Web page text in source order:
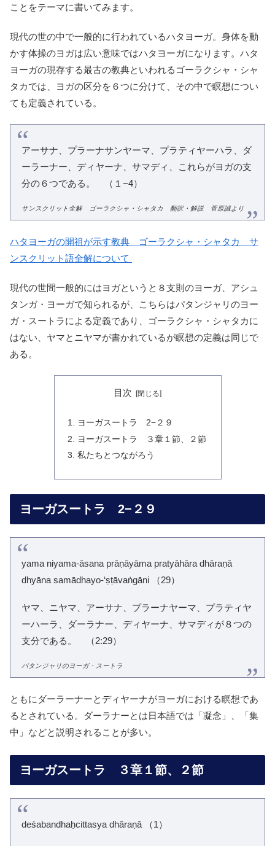
ことをテーマに書いてみます。
現代の世の中で一般的に行われているハタヨーガ。身体を動
かす体操のヨガは広い意味ではハタヨーガになります。ハタ
ヨーガの現存する最古の教典といわれるゴーラクシャ・シャ
タカでは、ヨガの区分を６つに分けて、その中で瞑想につい
ても定義されている。
アーサナ、プラーナサンヤーマ、プラティヤーハラ、ダ
ーラーナー、ディヤーナ、サマディ、これらがヨガの支
分の６つである。 （１−4）
サンスクリット全解 ゴーラクシャ・シャタカ 翻訳・解説 菅原誠より
ハタヨーガの開祖が示す教典 ゴーラクシャ・シャタカ サ
ンスクリット語全解について
現代の世間一般的にはヨガというと８支則のヨーガ、アシュ
タンガ・ヨーガで知られるが、こちらはパタンジャリのヨー
ガ・スートラによる定義であり、ゴーラクシャ・シャタカに
はない、ヤマとニヤマが書かれているが瞑想の定義は同じで
ある。
目次
ヨーガスートラ 2−２９
ヨーガスートラ ３章１節、２節
私たちとつながろう
ヨーガスートラ 2−２９
yama niyama-āsana prāṇāyāma pratyāhāra dhāraṇā
dhyāna samādhayo-‘ṣṭāvaṅgāni （29）
ヤマ、ニヤマ、アーサナ、プラーナヤーマ、プラティヤ
ーハーラ、ダーラナー、ディヤーナ、サマディが８つの
支分である。 （2:29）
パタンジャリのヨーガ・スートラ
ともにダーラーナーとディヤーナがヨーガにおける瞑想であ
るとされている。ダーラナーとは日本語では「凝念」、「集
中」などと説明されることが多い。
ヨーガスートラ ３章１節、２節
deśabandhaḥcittasya dhāraṇā （1）